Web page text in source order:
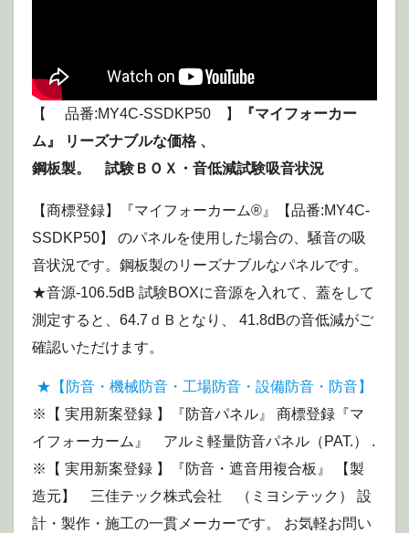
【 品番:MY4C-SSDKP50 】
『マイフォーカー
ム』 リーズナブルな価格 、
鋼板製。 試験ＢＯＸ・音低減試験吸音状況
【商標登録】『マイフォーカーム®』【品番:MY4C-
SSDKP50】 のパネルを使用した場合の、騒音の吸
音状況です。鋼板製のリーズナブルなパネルです。
★音源-106.5dB 試験BOXに音源を入れて、蓋をして
測定すると、64.7ｄＢとなり、 41.8dBの音低減がご
確認いただけます。
★【防音・機械防音・工場防音・設備防音・防音】
※【 実用新案登録 】『防音パネル』 商標登録『マ
イフォーカーム』 アルミ軽量防音パネル（PAT.） .
※【 実用新案登録 】『防音・遮音用複合板』 【製
造元】 三佳テック株式会社 （ミヨシテック） 設
計・製作・施工の一貫メーカーです。 お気軽お問い